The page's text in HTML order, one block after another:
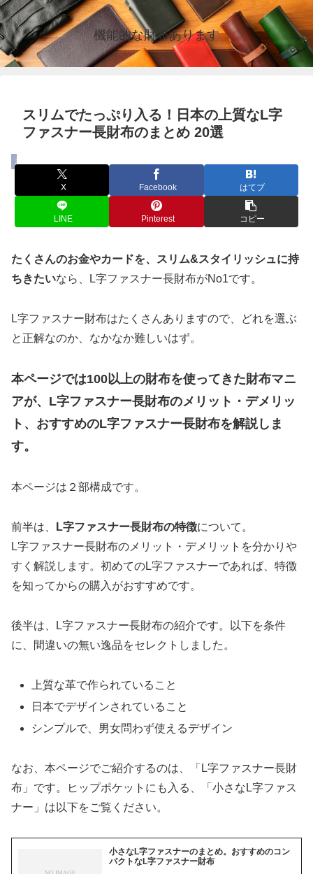
機能的な財布あります
スリムでたっぷり入る！日本の上質なL字
ファスナー長財布のまとめ 20選
まとめ
X Facebook はてブ
LINE Pinterest コピー
たくさんのお金やカードを、スリム&スタイリッシュに持
ちきたいなら、L字ファスナー長財布がNo1です。
L字ファスナー財布はたくさんありますので、どれを選ぶ
と正解なのか、なかなか難しいはず。
本ページでは100以上の財布を使ってきた財布マニ
アが、L字ファスナー長財布のメリット・デメリッ
ト、おすすめのL字ファスナー長財布を解説しま
す。
本ページは２部構成です。
前半は、 L字ファスナー長財布の特徴について。
L字ファスナー長財布のメリット・デメリットを分かりや
すく解説します。初めてのL字ファスナーであれば、特徴
を知ってからの購入がおすすめです。
後半は、L字ファスナー長財布の紹介です。以下を条件
に、間違いの無い逸品をセレクトしました。
上質な革で作られていること
日本でデザインされていること
シンプルで、男女問わず使えるデザイン
なお、本ページでご紹介するのは、「L字ファスナー長財
布」です。ヒップポケットにも入る、「小さなL字ファス
ナー」は以下をご覧ください。
小さなL字ファスナーのまとめ。おすすめのコン
パクトなL字ファスナー財布